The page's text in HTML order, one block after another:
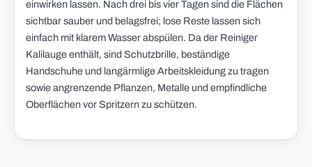
einwirken lassen. Nach drei bis vier Tagen sind die Flächen
sichtbar sauber und belagsfrei; lose Reste lassen sich
einfach mit klarem Wasser abspülen. Da der Reiniger
Kalilauge enthält, sind Schutzbrille, beständige
Handschuhe und langärmlige Arbeitskleidung zu tragen
sowie angrenzende Pflanzen, Metalle und empfindliche
Oberflächen vor Spritzern zu schützen.